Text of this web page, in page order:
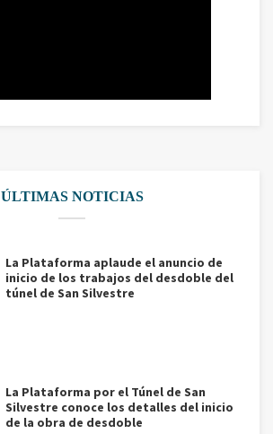
ÚLTIMAS NOTICIAS
La Plataforma aplaude el anuncio de
inicio de los trabajos del desdoble del
túnel de San Silvestre
La Plataforma por el Túnel de San
Silvestre conoce los detalles del inicio
de la obra de desdoble